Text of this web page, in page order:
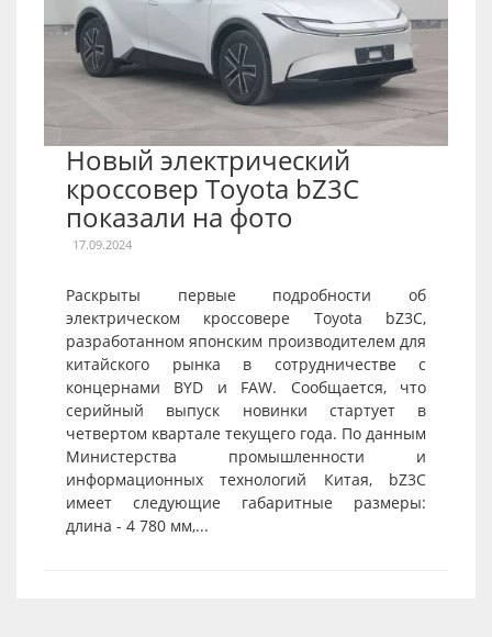
Новый электрический
кроссовер Toyota bZ3C
показали на фото
17.09.2024
Раскрыты первые подробности об
электрическом кроссовере Toyota bZ3C,
разработанном японским производителем для
китайского рынка в сотрудничестве с
концернами BYD и FAW. Сообщается, что
серийный выпуск новинки стартует в
четвертом квартале текущего года. По данным
Министерства промышленности и
информационных технологий Китая, bZ3C
имеет следующие габаритные размеры:
длина - 4 780 мм,...